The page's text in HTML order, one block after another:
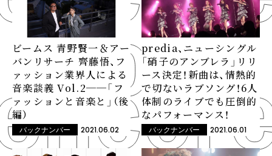
ビームス 青野賢一＆アー
バンリサーチ 齊藤悟、フ
ァッション業界人による
音楽談義 Vol.2──「フ
ァッションと音楽と」（後
編）
バックナンバー 2021.06.02
predia、ニューシングル
「硝子のアンブレラ」リリ
ース決定！新曲は、情熱的
で切ないラブソング！6人
体制のライブでも圧倒的
なパフォーマンス！
バックナンバー 2021.06.01